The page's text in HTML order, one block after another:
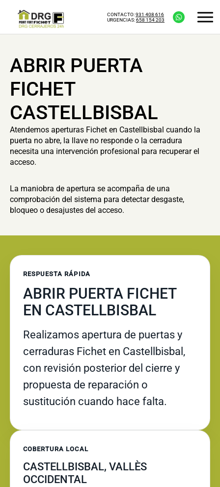
CONTACTO:931 408 616
URGENCIAS:658 154 203
ABRIR PUERTA
FICHET
CASTELLBISBAL
Atendemos aperturas Fichet en Castellbisbal cuando la
puerta no abre, la llave no responde o la cerradura
necesita una intervención profesional para recuperar el
acceso.
La maniobra de apertura se acompaña de una
comprobación del sistema para detectar desgaste,
bloqueo o desajustes del acceso.
RESPUESTA RÁPIDA
ABRIR PUERTA FICHET
EN CASTELLBISBAL
Realizamos apertura de puertas y
cerraduras Fichet en Castellbisbal,
con revisión posterior del cierre y
propuesta de reparación o
sustitución cuando hace falta.
COBERTURA LOCAL
CASTELLBISBAL, VALLÈS
OCCIDENTAL